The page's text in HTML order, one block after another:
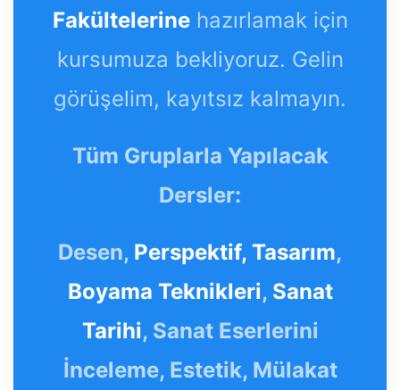
Fakültelerinehazırlamak için
kursumuza bekliyoruz. Gelin
görüşelim, kayıtsız kalmayın.
Tüm Gruplarla Yapılacak
Dersler:
Desen, Perspektif, Tasarım,
Boyama Teknikleri, Sanat
Tarihi, Sanat Eserlerini
İnceleme, Estetik, Mülakat